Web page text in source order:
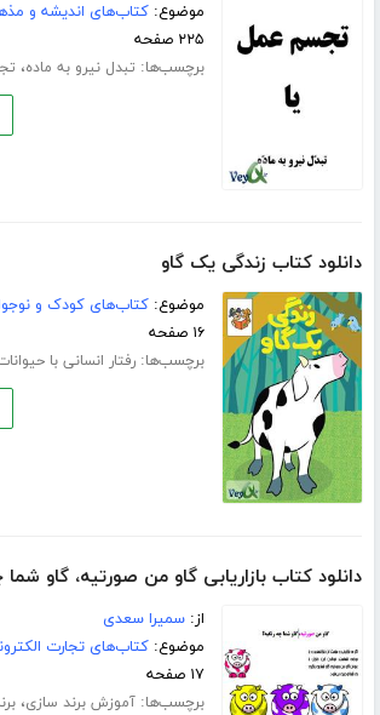
موضوع:کتاب‌های اندیشه و
۲۲۵ صفحه
برچسب‌ها: تبدل نیرو به ماده،
دانلود کتاب زندگی یک گاو
موضوع:کتاب‌های کودک و
۱۶ صفحه
برچسب‌ها:رفتار انسانی با
دانلود کتاب بازاریابی گاو من صورتیه، گاو
از:سمیرا سعدی
موضوع:کتاب‌های تجارت
۱۷ صفحه
برچسب‌ها:آموزش برند سازی،